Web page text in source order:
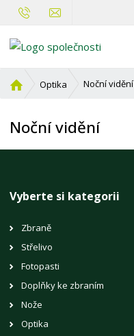
v
d
r
n
a
Optika Noční vidění
Noční vidění
Vyberte si kategorii
Zbraně
Střelivo
Fotopasti
Doplňky ke zbraním
Nože
Optika